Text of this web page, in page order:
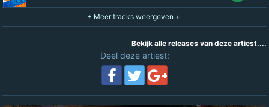
Bekijk alle releases van deze artiest....
Deel deze artiest: